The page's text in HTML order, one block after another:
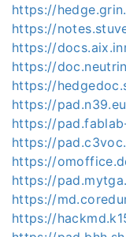
https://
https://
https://
https://
https://
https://
https://
https://
https://
https://
https://
https://